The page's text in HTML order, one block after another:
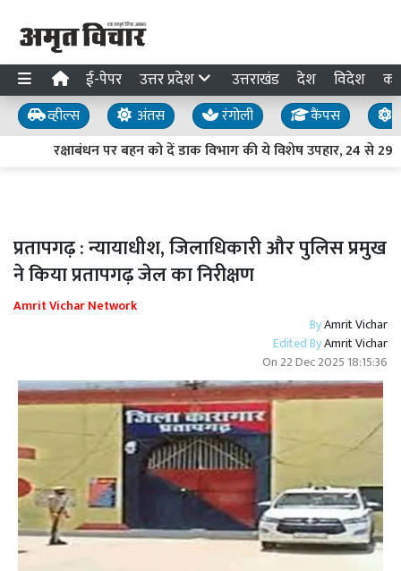
ई-पेपर उत्तर प्रदेश उत्तराखंड देश विदेश
व्हील्स अंतस रंगोली कैंपस
रक्षाबंधन पर बहन को दें डाक विभाग की ये विशेष उपहार, 24 से
प्रतापगढ़ : न्यायाधीश, जिलाधिकारी और पुलिस प्रमुख
ने किया प्रतापगढ़ जेल का निरीक्षण
Amrit Vichar Network
ByAmrit Vichar
Edited ByAmrit Vichar
On 22 Dec 2025 18:15:36